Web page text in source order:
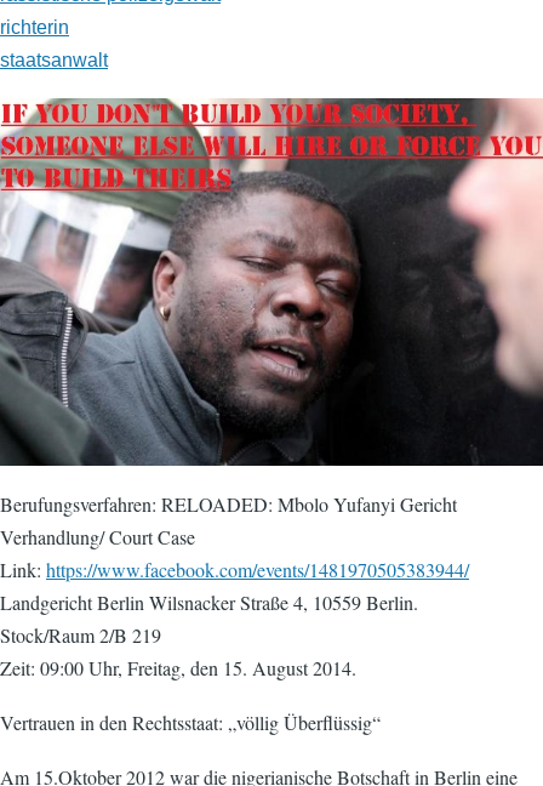
richterin
staatsanwalt
Berufungsverfahren: RELOADED: Mbolo Yufanyi Gericht
Verhandlung/ Court Case
Link: https://www.facebook.com/events/1481970505383944/
Landgericht Berlin Wilsnacker Straße 4, 10559 Berlin.
Stock/Raum 2/B 219
Zeit: 09:00 Uhr, Freitag, den 15. August 2014.
Vertrauen in den Rechtsstaat: „völlig Überflüssig“
Am 15.Oktober 2012 war die nigerianische Botschaft in Berlin eine